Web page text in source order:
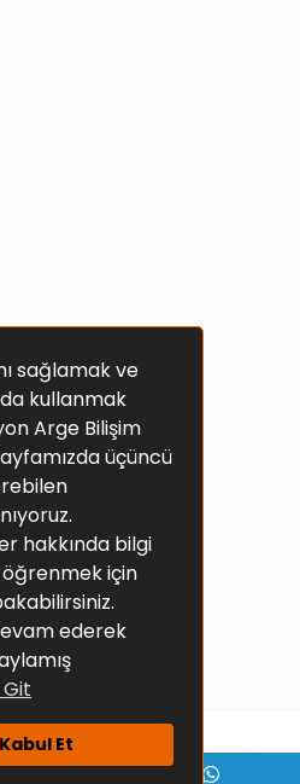
sağlamak ve
kullanmak
Arge Bilişim
üçüncü
hakkında bilgi
öğrenmek için
ederek
Et
Gizlilik Politikası